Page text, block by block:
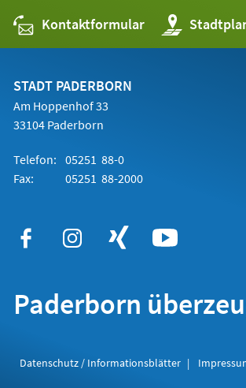
Kontaktformular (Öffnet
in
einem
STADT PADERBORN
Am Hoppenhof 33
33104 Paderborn
Telefon: 05251 88-0
Fax:
05251 88-2000
Paderborn
Datenschutz / Informationsblätter